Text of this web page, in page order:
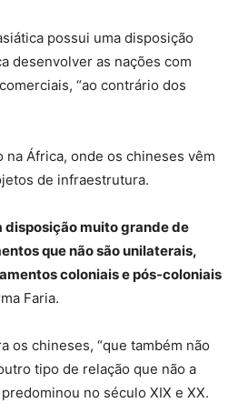
possui uma disposição
desenvolver as nações com
“ao contrário dos
na África, onde os chineses vêm
de infraestrutura.
disposição muito grande de
que não são unilaterais,
coloniais e pós-coloniais
Faria.
os chineses, “que também não
tipo de relação que não a
no século XIX e XX.